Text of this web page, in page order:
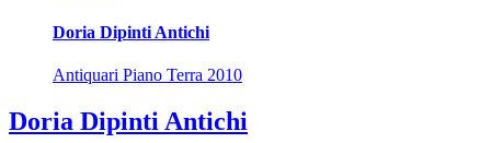
Doria Dipinti Antichi
Antiquari Piano Terra 2010
Doria Dipinti Antichi